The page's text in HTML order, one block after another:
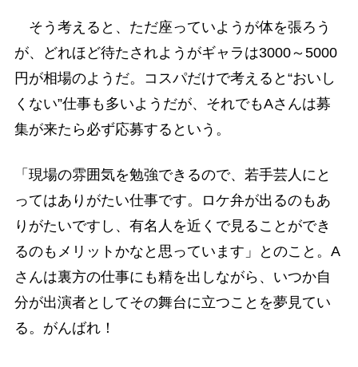
そう考えると、ただ座っていようが体を張ろう
が、どれほど待たされようがギャラは3000～5000
円が相場のようだ。コスパだけで考えると“おいし
くない”仕事も多いようだが、それでもAさんは募
集が来たら必ず応募するという。
「現場の雰囲気を勉強できるので、若手芸人にと
ってはありがたい仕事です。ロケ弁が出るのもあ
りがたいですし、有名人を近くで見ることができ
るのもメリットかなと思っています」とのこと。A
さんは裏方の仕事にも精を出しながら、いつか自
分が出演者としてその舞台に立つことを夢見てい
る。がんばれ！